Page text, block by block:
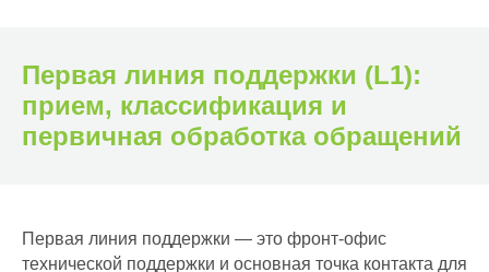
Первая линия поддержки (L1):
прием, классификация и
первичная обработка обращений
Первая линия поддержки — это фронт-офис
технической поддержки и основная точка контакта для